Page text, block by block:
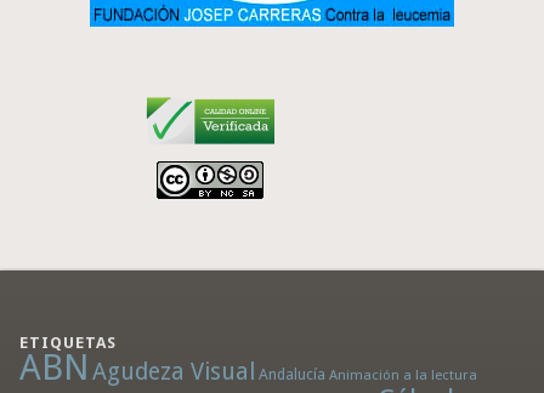
ETIQUETAS
ABN Agudeza Visual Andalucía Animación a la lectura